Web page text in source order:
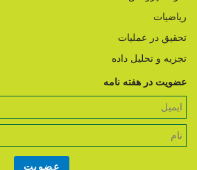
ریاضیات
تحقیق در عملیات
تجزیه و تحلیل داده
عضویت در هفته نامه